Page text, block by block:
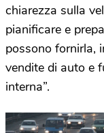
chiarezza sulla
pianificare e
possono fornirla,
vendite di auto e
interna”.